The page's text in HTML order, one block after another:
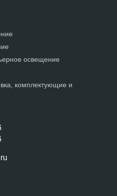
освещение
комплектующие и